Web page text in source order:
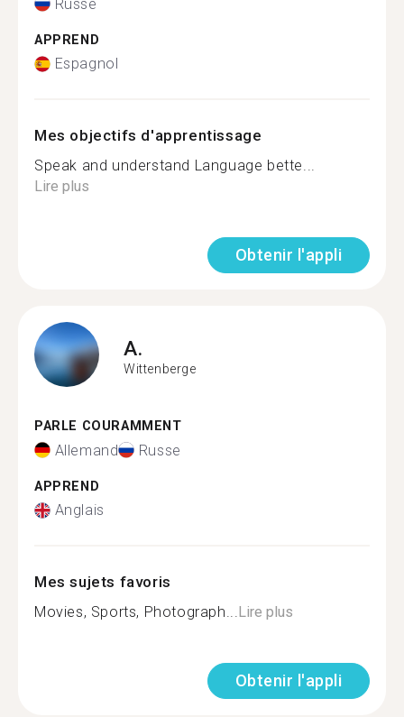
Russe
APPREND
Espagnol
Mes objectifs d'apprentissage
Speak and understand Language bette...
Lire plus
Obtenir l'appli
A.
Wittenberge
PARLE COURAMMENT
Allemand Russe
APPREND
Anglais
Mes sujets favoris
Movies, Sports, Photograph...Lire plus
Obtenir l'appli